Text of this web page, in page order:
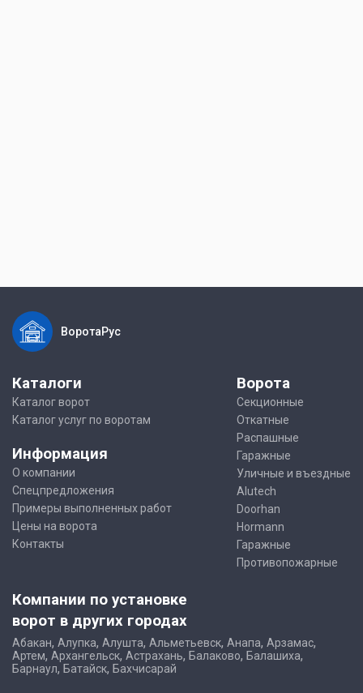
ВоротаРус
Каталоги
Каталог ворот
Каталог услуг по воротам
Информация
О компании
Спецпредложения
Примеры выполненных работ
Цены на ворота
Контакты
Ворота
Секционные
Откатные
Распашные
Гаражные
Уличные и въездные
Alutech
Doorhan
Hormann
Гаражные
Противопожарные
Компании по установке
ворот в других городах
Абакан, Алупка, Алушта, Альметьевск, Анапа, Арзамас,
Артем, Архангельск, Астрахань, Балаково, Балашиха,
Барнаул, Батайск, Бахчисарай